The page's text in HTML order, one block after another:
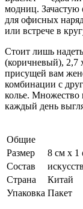
модниц. Зачастую
для офисных
или встрече в
Стоит лишь
(коричневый), 2,7
присущей вам
комбинации с
колье.
каждый день
Общие
Размер
8 см x 1
Состав
Страна
Китай
Упаковка Пакет